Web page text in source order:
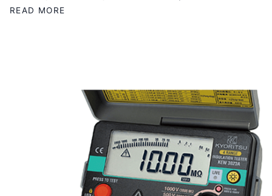
còn sản xuất, chúng vẫn có giá trị tham khảo cho các
các thông số kỹ thuật, ưu điểm và hạn chế của từng
sản phẩm, cùng với các trường hợp sử dụng điển hình.
READ MORE